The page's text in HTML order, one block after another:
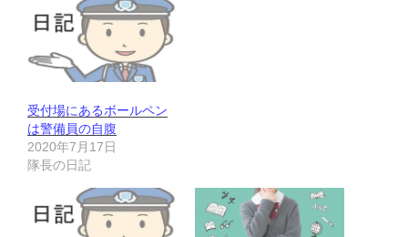
受付場にあるボールペン
は警備員の自腹
2020年7月17日
隊長の日記